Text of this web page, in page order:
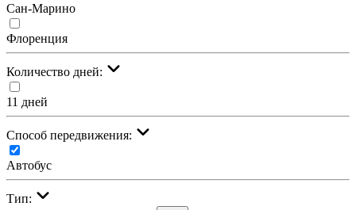
Сан-Марино
Флоренция
Количество дней:
11 дней
Cпособ передвижения:
Автобус
Тип: